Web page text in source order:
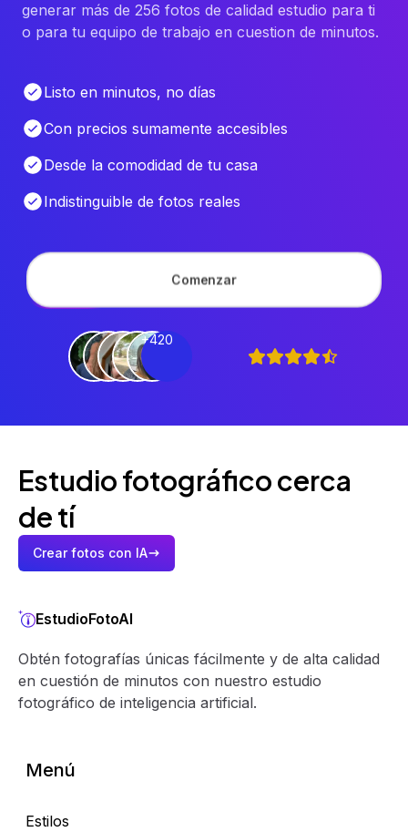
generar más de 256 fotos de calidad estudio para ti
o para tu equipo de trabajo en cuestion de minutos.
Listo en minutos, no días
Con precios sumamente accesibles
Desde la comodidad de tu casa
Indistinguible de fotos reales
Comenzar
+420
Estudio fotográfico cerca
de tí
Crear fotos con IA
EstudioFotoAI
Obtén fotografías únicas fácilmente y de alta calidad
en cuestión de minutos con nuestro estudio
fotográfico de inteligencia artificial.
Menú
Estilos